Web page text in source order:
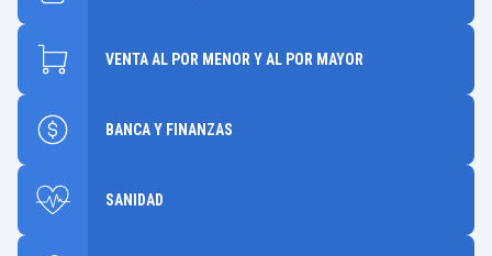
VENTA AL POR MENOR Y AL POR MAYOR
BANCA Y FINANZAS
SANIDAD